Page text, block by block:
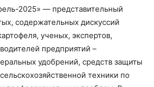
2025» — представительный
содержательных дискуссий
ученых, экспертов,
предприятий –
удобрений, средств защиты
техники по